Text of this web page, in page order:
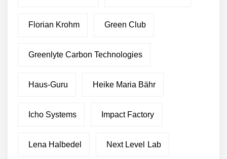
Florian Krohm Green Club
Greenlyte Carbon Technologies
Haus-Guru Heike Maria Bähr
Icho Systems Impact Factory
Lena Halbedel Next Level Lab